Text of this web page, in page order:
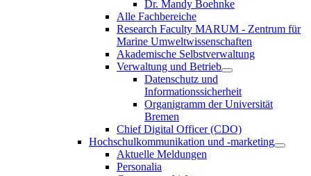
Dr. Mandy Boehnke
Alle Fachbereiche
Research Faculty MARUM - Zentrum für
Marine Umweltwissenschaften
Akademische Selbstverwaltung
Verwaltung und Betrieb
Datenschutz und
Informationssicherheit
Organigramm der Universität
Bremen
Chief Digital Officer (CDO)
Hochschulkommunikation und -marketing
Aktuelle Meldungen
Personalia